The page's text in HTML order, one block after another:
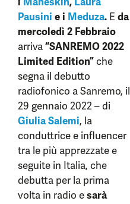
Pausini e i Meduza. E da
mercoledì 2 Febbraio
arriva“SANREMO 2022
Limited Edition”che
segna il debutto
radiofonico a Sanremo, il
29 gennaio 2022 – di
Giulia Salemi, la
conduttrice e influencer
tra le più apprezzate e
seguite in Italia, che
debutta per la prima
volta in radio esarà